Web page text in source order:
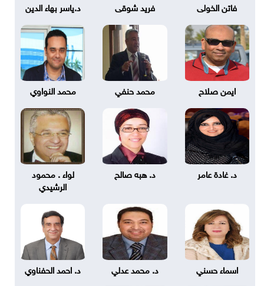
فاتن الخولى فريد شوقى د.ياسر بهاء الدين
ايمن صلاح محمد حنفي محمد النواوي
د. غادة عامر د. هبه صالح
لواء . محمود
الرشيدي
اسماء حسني د. محمد عدلي د. احمد الحفناوي